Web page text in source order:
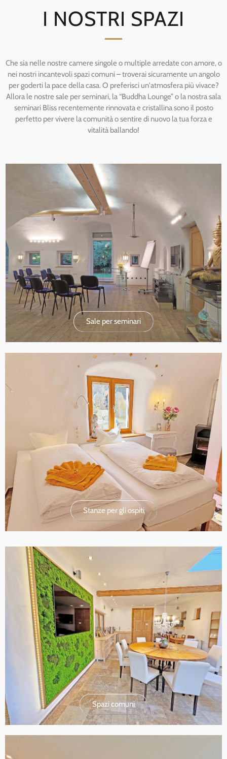
I NOSTRI SPAZI
Che sia nelle nostre camere singole o multiple arredate con amore, o
nei nostri incantevoli spazi comuni – troverai sicuramente un angolo
per goderti la pace della casa. O preferisci un'atmosfera più vivace?
Allora le nostre sale per seminari, la “Buddha Lounge” o la nostra sala
seminari Bliss recentemente rinnovata e cristallina sono il posto
perfetto per vivere la comunità o sentire di nuovo la tua forza e
vitalità ballando!
Sale per seminari
Stanze per gli ospiti
Spazi comuni